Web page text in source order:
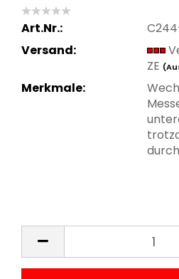
Art.Nr.:
Versand:
ZE
Merkmale: